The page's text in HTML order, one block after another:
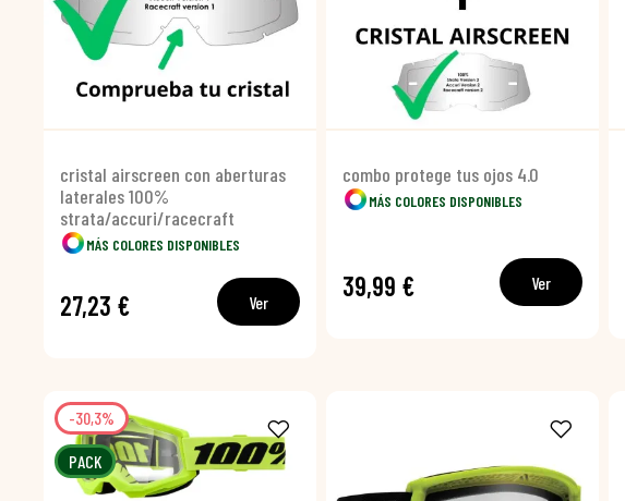
cristal airscreen con aberturas
laterales 100%
strata/accuri/racecraft
MÁS COLORES DISPONIBLES
27,23 € Ver
combo protege tus ojos 4.0
MÁS COLORES DISPONIBLES
39,99 € Ver
PACK
-30,3%